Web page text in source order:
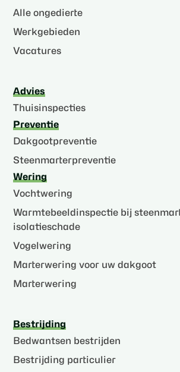
Alle ongedierte
Werkgebieden
Vacatures
Advies
Thuisinspecties
Preventie
Dakgootpreventie
Steenmarterpreventie
Wering
Vochtwering
Warmtebeeldinspectie bij
isolatieschade
Vogelwering
Marterwering voor uw dakgoot
Marterwering
Bestrijding
Bedwantsen bestrijden
Bestrijding particulier